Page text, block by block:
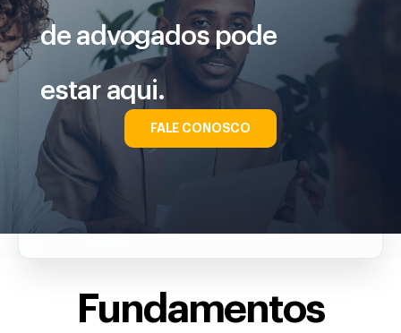
de advogados pode
estar aqui.
FALE CONOSCO
Fundamentos